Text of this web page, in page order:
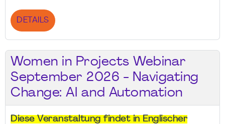
DETAILS
Women in Projects Webinar
September 2026 - Navigating
Change: AI and Automation
Diese Veranstaltung findet in Englischer